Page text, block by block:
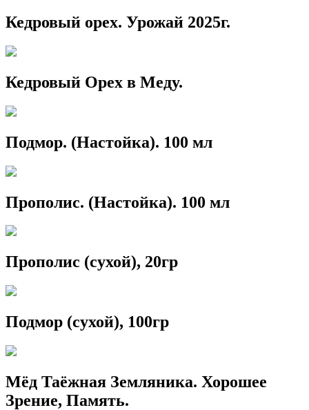
Кедровый орех. Урожай 2025г.
Кедровый Орех в Меду.
Подмор. (Настойка). 100 мл
Прополис. (Настойка). 100 мл
Прополис (сухой), 20гр
Подмор (сухой), 100гр
Мёд Таёжная Земляника. Хорошее
Зрение, Память.